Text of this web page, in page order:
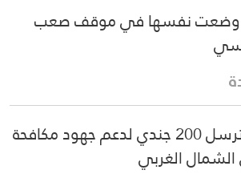
وضعت نفسها في موقف صعب
الولايات المتحدة ترسل 200 جندي لدعم جهود مكافحة
الشمال الغربي